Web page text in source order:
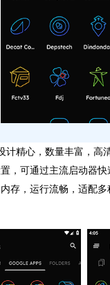
心，数量丰富，高清
可通过主流启动器快
，运行流畅，适配多